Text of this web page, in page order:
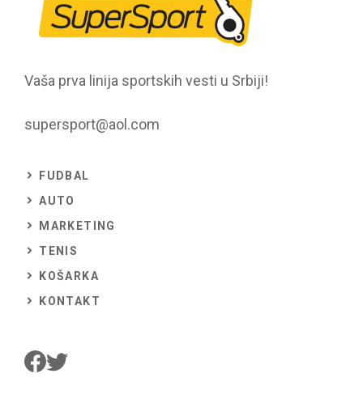
Vaša prva linija sportskih vesti u Srbiji!
supersport@aol.com
FUDBAL
AUTO
MARKETING
TENIS
KOŠARKA
KONTAKT